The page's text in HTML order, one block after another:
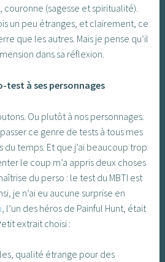
(sagesse et spiritualité).
un peu étranges, et clairement, ce
que les autres. Mais je pense qu’il
dans sa réflexion.
test à ses personnages
Ou plutôt à nos personnages.
ce genre de tests à tous mes
temps. Et que j’ai beaucoup trop
le coup m’a appris deux choses
du perso : le test du MBTI est
je n’ai eu aucune surprise en
, l’un des héros de Painful Hunt, était
extrait choisi :
qualité étrange pour des